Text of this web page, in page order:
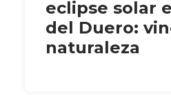
eclipse solar
del Duero:
naturaleza